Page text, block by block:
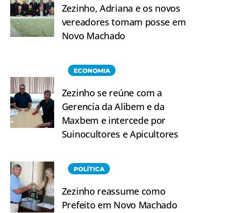
Zezinho, Adriana e os novos
vereadores tomam posse em
Novo Machado
ECONOMIA
Zezinho se reúne com a
Gerencia da Alibem e da
Maxbem e intercede por
Suinocultores e Apicultores
POLÍTICA
Zezinho reassume como
Prefeito em Novo Machado